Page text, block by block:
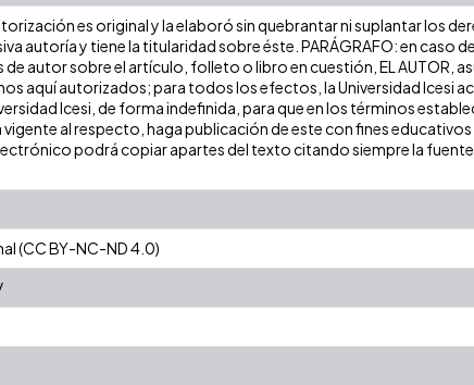
es original y la elaboró sin quebrantar ni suplantar los
autoría y tiene la titularidad sobre éste. PARÁGRAFO: en caso
autor sobre el artículo, folleto o libro en cuestión, EL AUTOR,
aquí autorizados; para todos los efectos, la Universidad Icesi
Icesi, de forma indefinida, para que en los términos
vigente al respecto, haga publicación de este con fines
podrá copiar apartes del texto citando siempre la
(CC BY-NC-ND 4.0)